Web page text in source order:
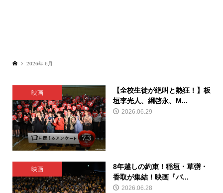
2026年 6月
映画
【全校生徒が絶叫と熱狂！】板
垣李光人、綱啓永、M...
2026.06.29
映画
8年越しの約束！稲垣・草彅・
香取が集結！映画『バ...
2026.06.28